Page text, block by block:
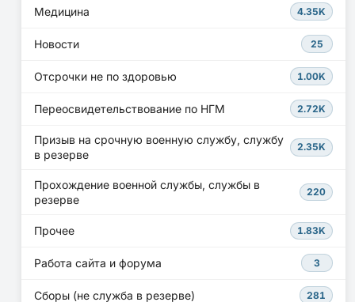
Медицина 4.35K
Новости 25
Отсрочки не по здоровью 1.00K
Переосвидетельствование по НГМ 2.72K
Призыв на срочную военную службу, службу
в резерве
2.35K
Прохождение военной службы, службы в
резерве
220
Прочее 1.83K
Работа сайта и форума 3
Сборы (не служба в резерве) 281